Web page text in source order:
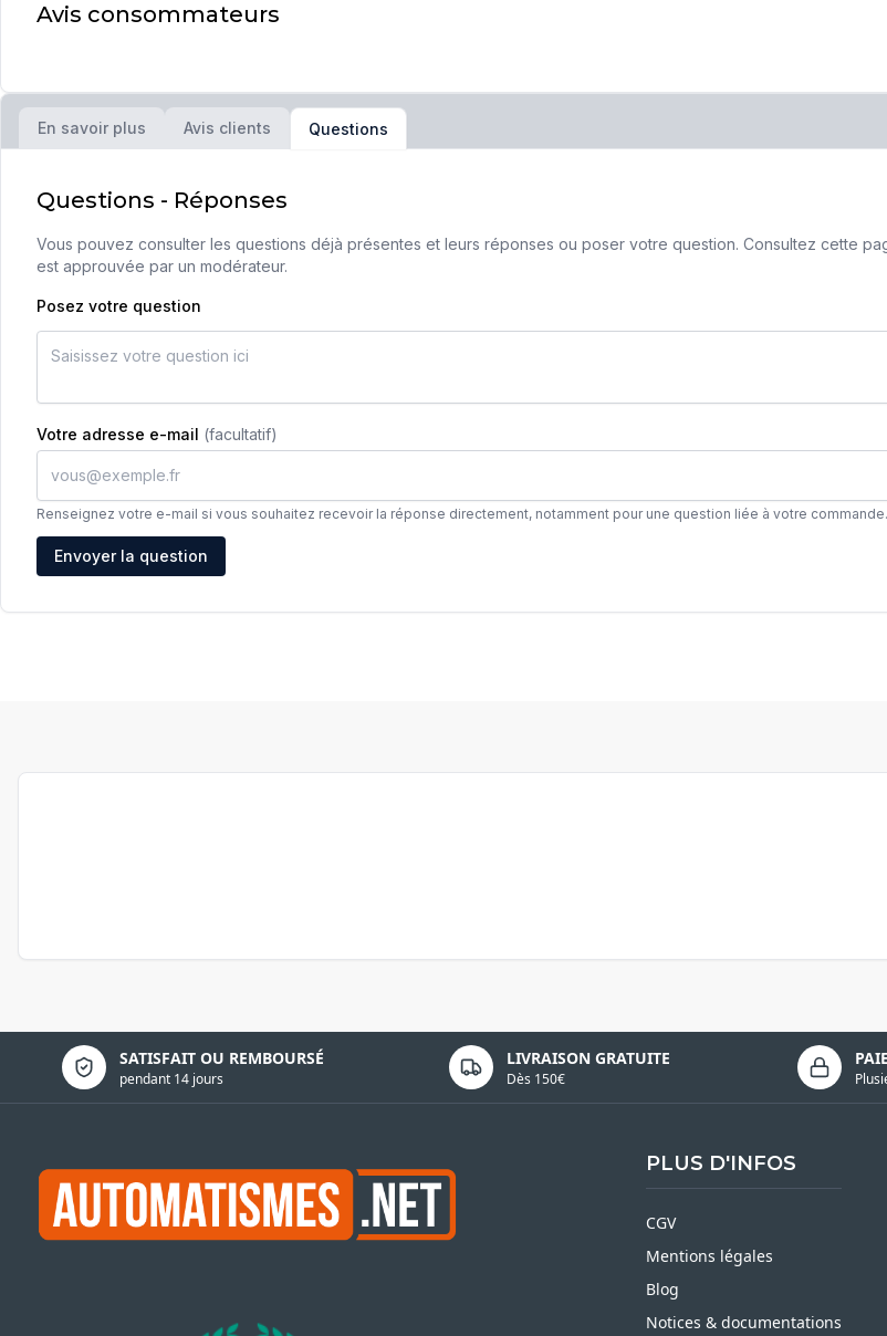
Avis consommateurs
En savoir plus Avis clients Questions
Questions - Réponses
Vous pouvez consulter les questions déjà présentes et leurs réponses ou poser votre question. Consultez cette
est approuvée par un modérateur.
Posez votre question
Votre adresse e-mail (facultatif)
Renseignez votre e-mail si vous souhaitez recevoir la réponse directement, notamment pour une question liée à votre
Adresse e-mail
Envoyer la question
SATISFAIT OU REMBOURSÉ
pendant 14 jours
Politique de confidentialité LIVRAISON GRATUITE
Dès 150€
PLUS D'INFOS
CGV
Mentions légales
Blog
Notices & documentations